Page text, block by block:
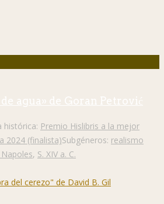
agua» de Goran Petrović
histórica: Premio Hislibris a la mejor
2024 (finalista)Subgéneros: realismo
, S. XIV a. C.